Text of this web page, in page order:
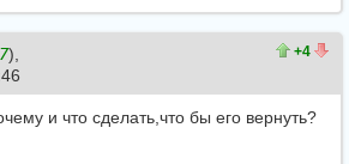
+4
),
и что сделать,что бы его вернуть?